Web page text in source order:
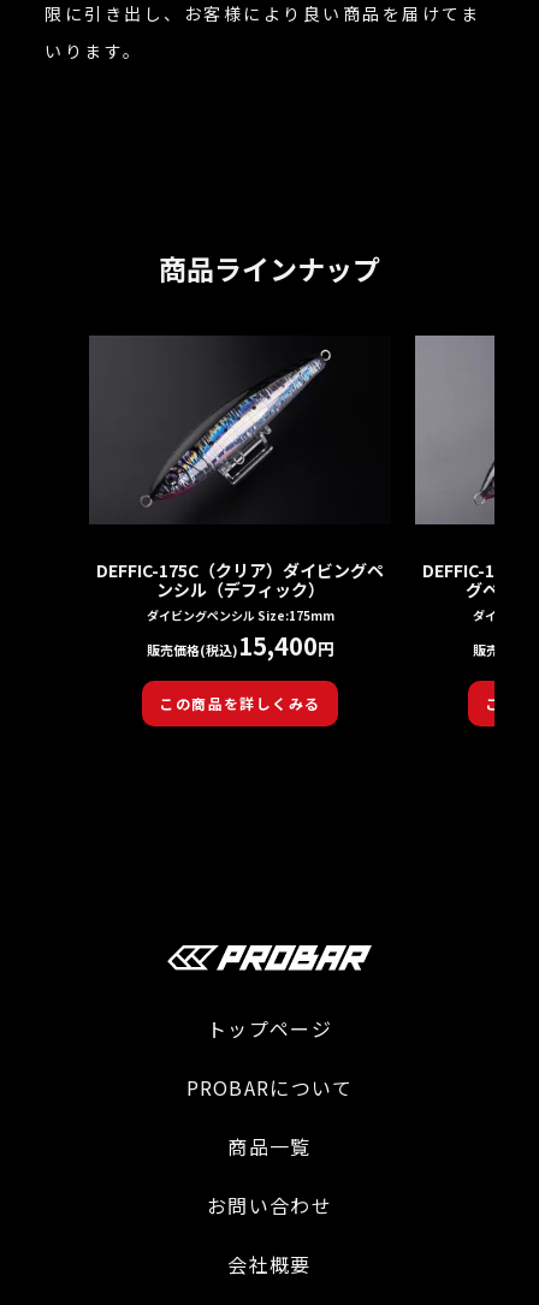
限に引き出し、お客様により良い商品を届けてま
いります。
商品ラインナップ
DEFFIC-175C（クリア）ダイビングペ
ンシル（デフィック）
ダイビングペンシル Size:175mm
販売価格(税込)15,400円
この商品を詳しくみる
DEFFIC-175R
グペンシ
ダイビン
販売価格(
この
トップページ
PROBARについて
商品一覧
お問い合わせ
会社概要